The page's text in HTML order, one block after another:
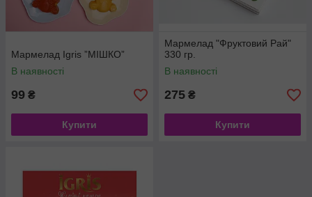
Мармелад Igris ”МIШКО”
В наявності
99 ₴
Купити
Мармелад "Фруктовий Рай"
330 гр.
В наявності
275 ₴
Купити